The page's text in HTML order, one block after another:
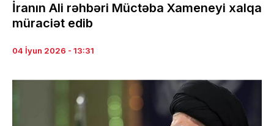
İranın Ali rəhbəri Müctəba Xameneyi xalqa
müraciət edib
04 İyun 2026 - 13:31